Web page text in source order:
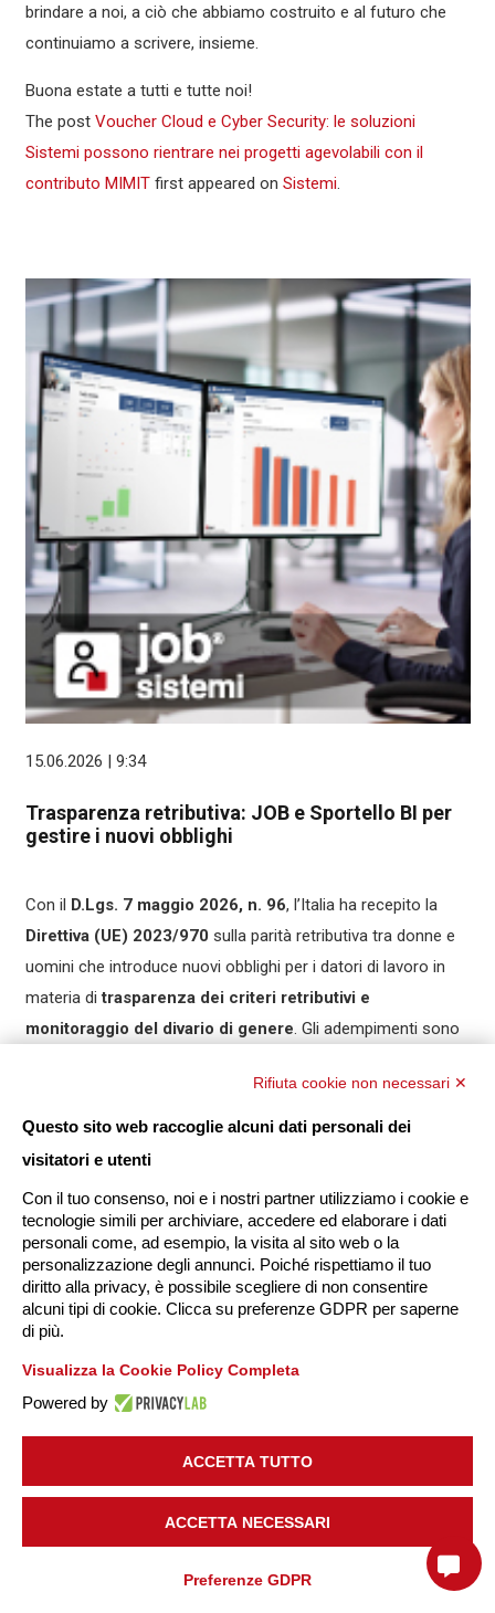
brindare a noi, a ciò che abbiamo costruito e al futuro che
continuiamo a scrivere, insieme.
Buona estate a tutti e tutte noi!
The post Voucher Cloud e Cyber Security: le soluzioni
Sistemi possono rientrare nei progetti agevolabili con il
contributo MIMITfirst appeared on Sistemi
15.06.2026 | 9:34
Trasparenza retributiva: JOB e Sportello BI per
gestire i nuovi obblighi
Con il D.Lgs. 7 maggio 2026, n. 96, l’Italia ha recepito la
Direttiva (UE) 2023/970 sulla parità retributiva tra donne e
uomini che introduce nuovi obblighi per i datori di lavoro in
materia ditrasparenza dei criteri retributivi e
monitoraggio del divario di genere . Gli adempimenti sono
reporting sul divario retributivo sarà introdotto in modo
graduale in base alla dimensione aziendale, con leprime
scadenze previste dal 2027
JOB, la nostra soluzione per l’amministrazione del personale,
mette a disposizione leinformazioni anagrafiche e
contrattuali rilevanti per questi adempimenti: qualifica,
mansione, livello di inquadramento, contratto applicato, data
di assunzione e dettaglio delle componenti retributive. Un
supporto sia delle aziende che gestiscono internamente
l’amministrazione del personale, sia degli studi professionali
ConSportello BI, i dati presenti in JOB diventano indicatori,
viste di sintesi e analisi dedicate che permettono a imprese e
strutturato, monitorare gli scostamenti tra categorie e
Rifiuta cookie non necessari ✕
Questo sito web raccoglie alcuni dati personali dei
visitatori e utenti
Con il tuo consenso, noi e i nostri partner utilizziamo i cookie e
tecnologie simili per archiviare, accedere ed elaborare i dati
personali come, ad esempio, la visita al sito web o la
personalizzazione degli annunci. Poiché rispettiamo il tuo
diritto alla privacy, è possibile scegliere di non consentire
alcuni tipi di cookie. Clicca su preferenze GDPR per saperne
di più.
Visualizza la Cookie Policy Completa
Powered by
ACCETTA TUTTO
ACCETTA NECESSARI
Preferenze GDPR